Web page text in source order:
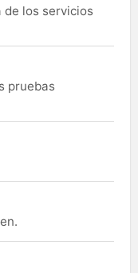
de los servicios
pruebas